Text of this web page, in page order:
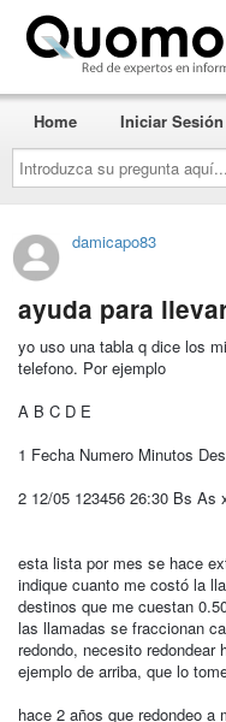
Introduzca
su
pregunta
aquí...
Home Iniciar Sesión
damicapo83
ayuda para
yo uso una tabla q dice los
telefono. Por ejemplo
A B C D E
1 Fecha Numero Minutos
2 12/05 123456 26:30 Bs As
esta lista por mes se hace
indique cuanto me costó la
destinos que me cuestan
las llamadas se fraccionan
redondo, necesito
ejemplo de arriba, que lo
hace 2 años que redondeo